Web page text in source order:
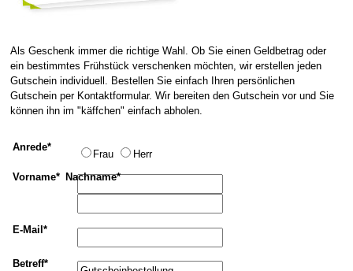
Als Geschenk immer die richtige Wahl. Ob Sie einen Geldbetrag oder
ein bestimmtes Frühstück verschenken möchten, wir erstellen jeden
Gutschein individuell. Bestellen Sie einfach Ihren persönlichen
Gutschein per Kontaktformular. Wir bereiten den Gutschein vor und Sie
können ihn im "käffchen" einfach abholen.
Anrede*
Frau
Herr
Vorname* Nachname*
E-Mail*
Betreff*